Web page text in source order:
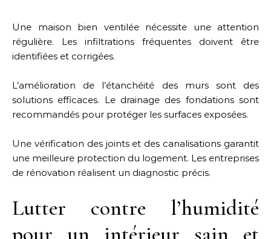
Une maison bien ventilée nécessite une attention
régulière. Les infiltrations fréquentes doivent être
identifiées et corrigées.
L’amélioration de l’étanchéité des murs sont des
solutions efficaces. Le drainage des fondations sont
recommandés pour protéger les surfaces exposées.
Une vérification des joints et des canalisations garantit
une meilleure protection du logement. Les entreprises
de rénovation réalisent un diagnostic précis.
Lutter contre l’humidité